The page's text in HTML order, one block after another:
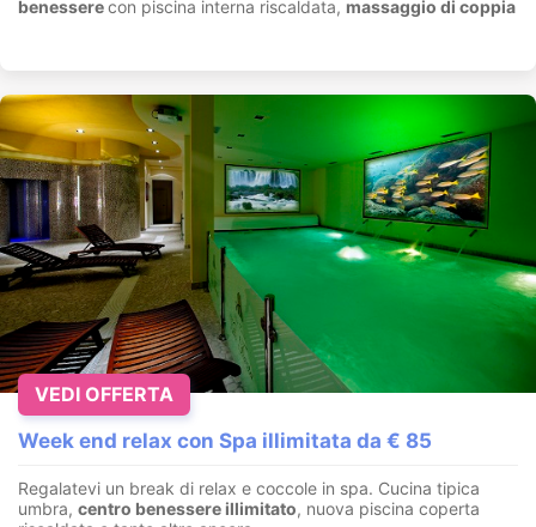
benesserecon piscina interna riscaldata, massaggio di coppia
Week end relax con Spa illimitata da € 85
Regalatevi un break di relax e coccole in spa. Cucina tipica
umbra, centro benessere illimitato, nuova piscina coperta
VEDI OFFERTA